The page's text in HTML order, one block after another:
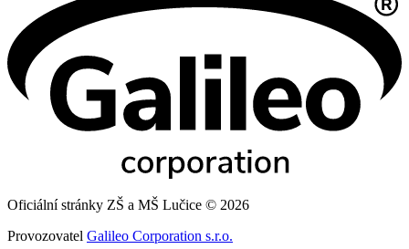
Oficiální stránky ZŠ a MŠ Lučice © 2026
Provozovatel Galileo Corporation s.r.o.